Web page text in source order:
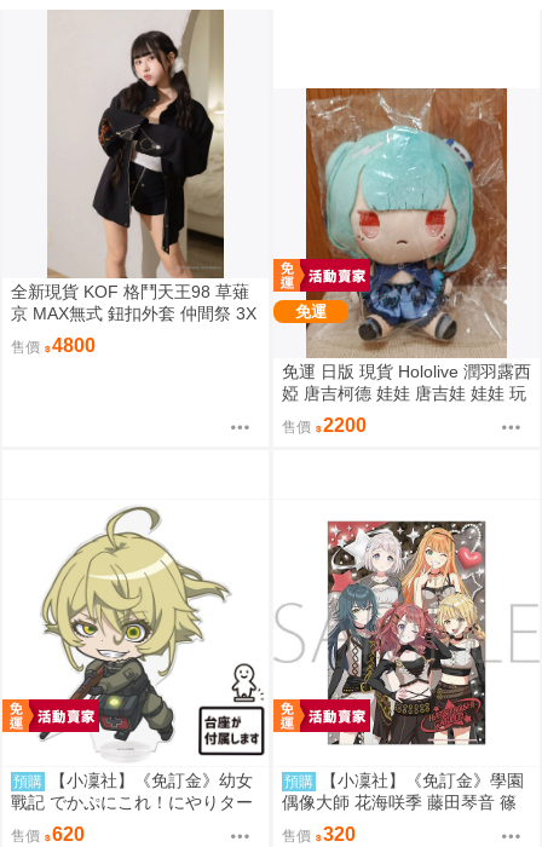
全新現貨 KOF 格鬥天王98 草薙
京 MAX無式 鈕扣外套 仲間祭 3X
L 刺繡 限定聯名 外套
售價 4800
免運
免運 日版 現貨 Hololive 潤羽露西
婭 唐吉柯德 娃娃 唐吉娃 娃娃 玩
偶 ドン・キホーテ もちどる 潤
羽るしあ
售價 2200
預購
【小凜社】《免訂金》幼女
戰記 でかぷにこれ！にやりター
ニャ 譚雅 壓克力立牌
售價 620
預購
【小凜社】《免訂金》學園
偶像大師 花海咲季 藤田琴音 篠
澤廣 ECLIPSE LIGHT A3海報
售價 320